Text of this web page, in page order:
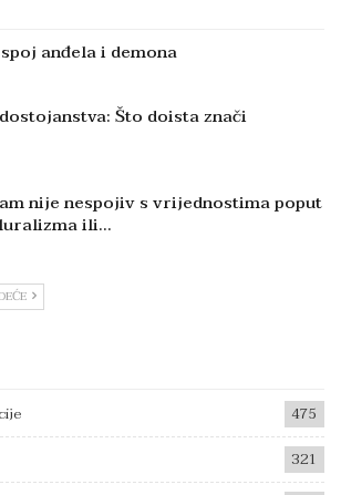
anđela i demona
Što doista znači
nije nespojiv s vrijednostima poput
ili…
475
321